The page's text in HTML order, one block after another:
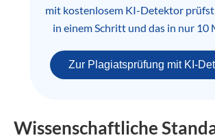
mit kostenlosem KI-Detektor prüfst
in einem Schritt und das in nur 10
Zur Plagiatsprüfung mit KI-
Wissenschaftliche